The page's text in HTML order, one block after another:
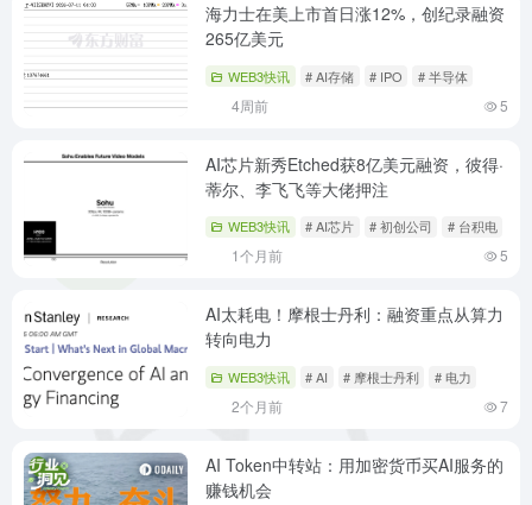
海力士在美上市首日涨12%，创纪录融资
265亿美元
WEB3快讯 # AI存储 # IPO # 半导体
4周前 5
AI芯片新秀Etched获8亿美元融资，彼得·
蒂尔、李飞飞等大佬押注
WEB3快讯 # AI芯片 # 初创公司 # 台积电
1个月前 5
AI太耗电！摩根士丹利：融资重点从算力
转向电力
WEB3快讯 # AI # 摩根士丹利 # 电力
2个月前 7
AI Token中转站：用加密货币买AI服务的
赚钱机会